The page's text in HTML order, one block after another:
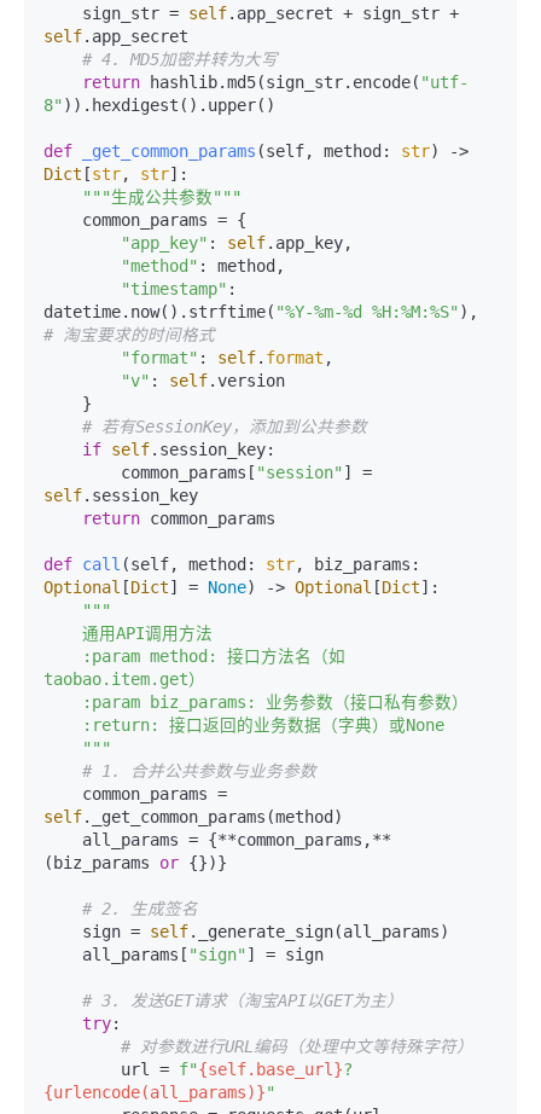
    sign_str =
self
self.app_secret
# 4. MD5加密并转为大写
return hashlib.md5(sign_str.encode( "utf-
8" )).hexdigest().upper()
def _get_common_params (self, method: str
Dict [str, str]:
"""生成公共参数"""
"app_key" : self.app_key,
"method" : method,
"timestamp" :
datetime.now().strftime( "%Y-%m-%d %H:%M:%S"
# 淘宝要求的时间格式
"format" : self. format ,
"v" : self.version
# 若有SessionKey，添加到公共参数
if self.session_key:
        common_params[
"session"
self.session_key
return common_params
def call (self, method: str
Optional [Dict] = None) -> Optional [Dict]:
"""
taobao.item.get）
    """
# 1. 合并公共参数与业务参数
self._get_common_params(method)
(biz_params or {})}
# 2. 生成签名
    sign =
self._generate_sign(all_params)
    all_params[
"sign" ] = sign
# 3. 发送GET请求（淘宝API以GET为主）
try:
# 对参数进行URL编码（处理中文等特殊字符）
        url =
f"{self.base_url}?
{urlencode(all_params)}"